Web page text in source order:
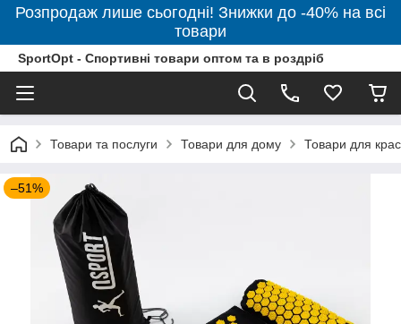
Розпродаж лише сьогодні! Знижки до -40% на всі
товари
SportOpt - Спортивні товари оптом та в роздріб
Товари та послуги Товари для дому Товари для
–51%